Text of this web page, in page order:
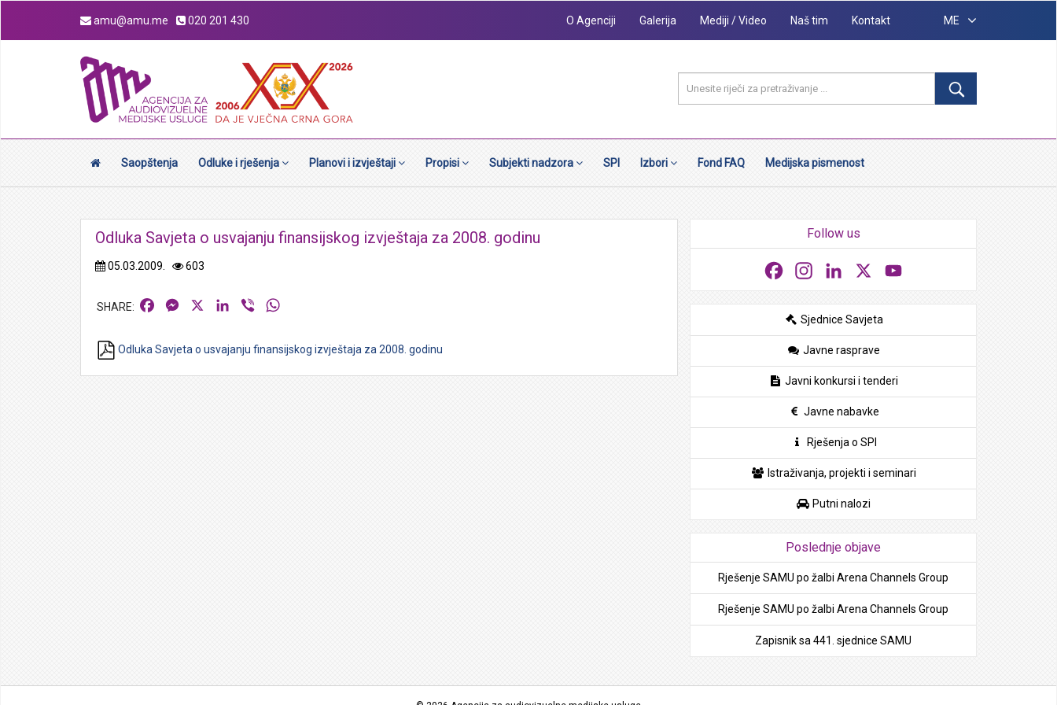
amu@amu.me 020 201 430 O Agenciji Galerija Mediji / Video Naš tim Kontakt ME
Saopštenja Odluke i rješenja Planovi i izvještaji Propisi Subjekti nadzora SPI Izbori Fond FAQ Medijska pismenost
Odluka Savjeta o usvajanju finansijskog izvještaja za 2008. godinu
05.03.2009. 603
FacebookMessengerLinkedIn
Viber
Odluka Savjeta o usvajanju finansijskog izvještaja za 2008. godinu
Follow us
FacebookInstagramLinkedIn
Sjednice Savjeta
Javne rasprave
Javni konkursi i tenderi
Javne nabavke
Rješenja o SPI
Istraživanja, projekti i seminari
Putni nalozi
Poslednje objave
Rješenje SAMU po žalbi Arena Channels Group
Rješenje SAMU po žalbi Arena Channels Group
Zapisnik sa 441. sjednice SAMU